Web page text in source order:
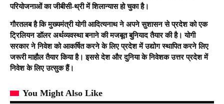
परियोजनाओं का जीबीसी-थ्री में शिलान्यास हो चुका है।
गौरतलब है कि मुख्यमंत्री योगी आदित्यनाथ ने अपने सुशासन से प्रदेश को एक
ट्रिलियन डॉलर अर्थव्यवस्था बनाने की मजबूत बुनियाद तैयार की है। योगी
सरकार ने निवेश को आकर्षित करने के लिए प्रदेश में उद्योग स्थापित करने लिए
जरूरी माहौल तैयार किया है। इससे देश और दुनिया के निवेशक उत्तर प्रदेश में
निवेश के लिए उत्सुक हैं।
You Might Also Like